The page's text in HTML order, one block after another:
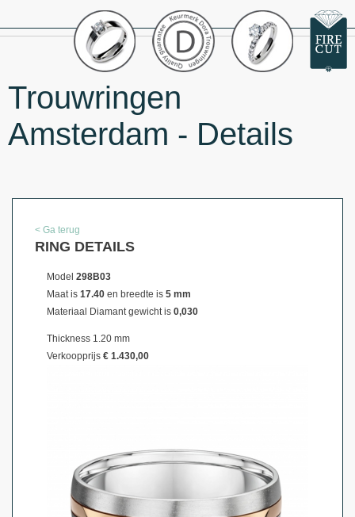
Trouwringen
Amsterdam - Details
< Ga terug
RING DETAILS
Model 298B03
Maat is 17.40 en breedte is 5 mm
Materiaal Diamant gewicht is 0,030
Thickness 1.20 mm
Verkoopprijs € 1.430,00